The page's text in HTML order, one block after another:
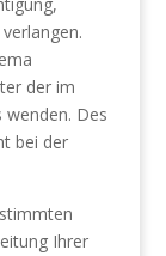
der im
wenden. Des
bei der
Ihrer